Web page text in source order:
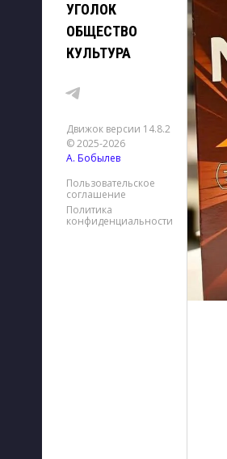
УГОЛОК
ОБЩЕСТВО
КУЛЬТУРА
Движок версии 14.8.2
© 2025-2026
А. Бобылев
Пользовательское
соглашение
Политика
конфиденциальности